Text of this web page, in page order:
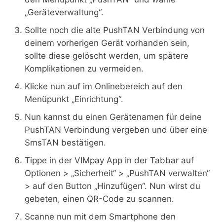
„Geräteverwaltung“.
Sollte noch die alte PushTAN Verbindung von
deinem vorherigen Gerät vorhanden sein,
sollte diese gelöscht werden, um spätere
Komplikationen zu vermeiden.
Klicke nun auf im Onlinebereich auf den
Menüpunkt „Einrichtung“.
Nun kannst du einen Gerätenamen für deine
PushTAN Verbindung vergeben und über eine
SmsTAN bestätigen.
Tippe in der VIMpay App in der Tabbar auf
Optionen > „Sicherheit“ > „PushTAN verwalten“
> auf den Button „Hinzufügen“. Nun wirst du
gebeten, einen QR-Code zu scannen.
Scanne nun mit dem Smartphone den